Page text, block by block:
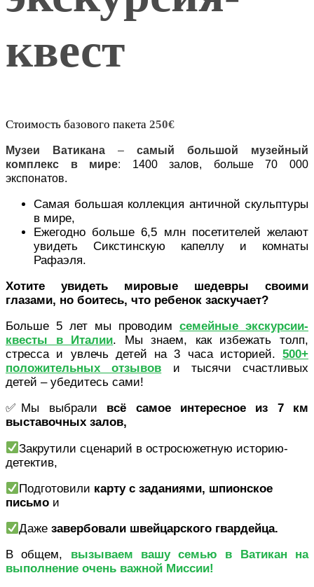
квест
Стоимость базового пакета 250€
Музеи Ватикана – самый большой музейный
комплекс в мире: 1400 залов, больше 70 000
экспонатов.
Самая большая коллекция античной скульптуры
в мире,
Ежегодно больше 6,5 млн посетителей желают
увидеть Сикстинскую капеллу и комнаты
Рафаэля.
Хотите увидеть мировые шедевры своими
глазами, но боитесь, что ребенок заскучает?
Больше 5 лет мы проводим семейные экскурсии-
квесты в Италии. Мы знаем, как избежать толп,
стресса и увлечь детей на 3 часа историей. 500+
положительных отзывов и тысячи счастливых
детей – убедитесь сами!
✅Мы выбрали всё самое интересное из 7 км
выставочных залов,
Закрутили сценарий в остросюжетную историю-
детектив,
Подготовили карту с заданиями, шпионское
письмо и
Дажезавербовали швейцарского гвардейца.
В общем, вызываем вашу семью в Ватикан на
выполнение очень важной Миссии!